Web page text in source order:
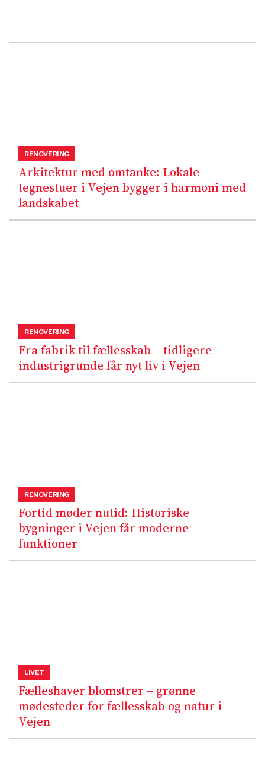
Arkitektur med omtanke: Lokale
tegnestuer i Vejen bygger i harmoni med
landskabet
RENOVERING
Fra fabrik til fællesskab – tidligere
industrigrunde får nyt liv i Vejen
RENOVERING
Fortid møder nutid: Historiske
bygninger i Vejen får moderne
funktioner
RENOVERING
Fælleshaver blomstrer – grønne
mødesteder for fællesskab og natur i
Vejen
LIVET